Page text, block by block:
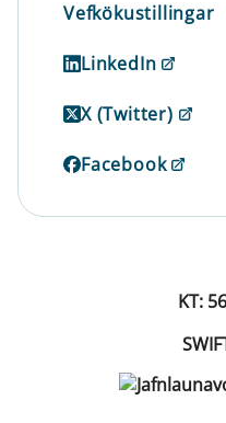
Vefkökustillingar
LinkedIn
X (Twitter)
Facebook
KT: